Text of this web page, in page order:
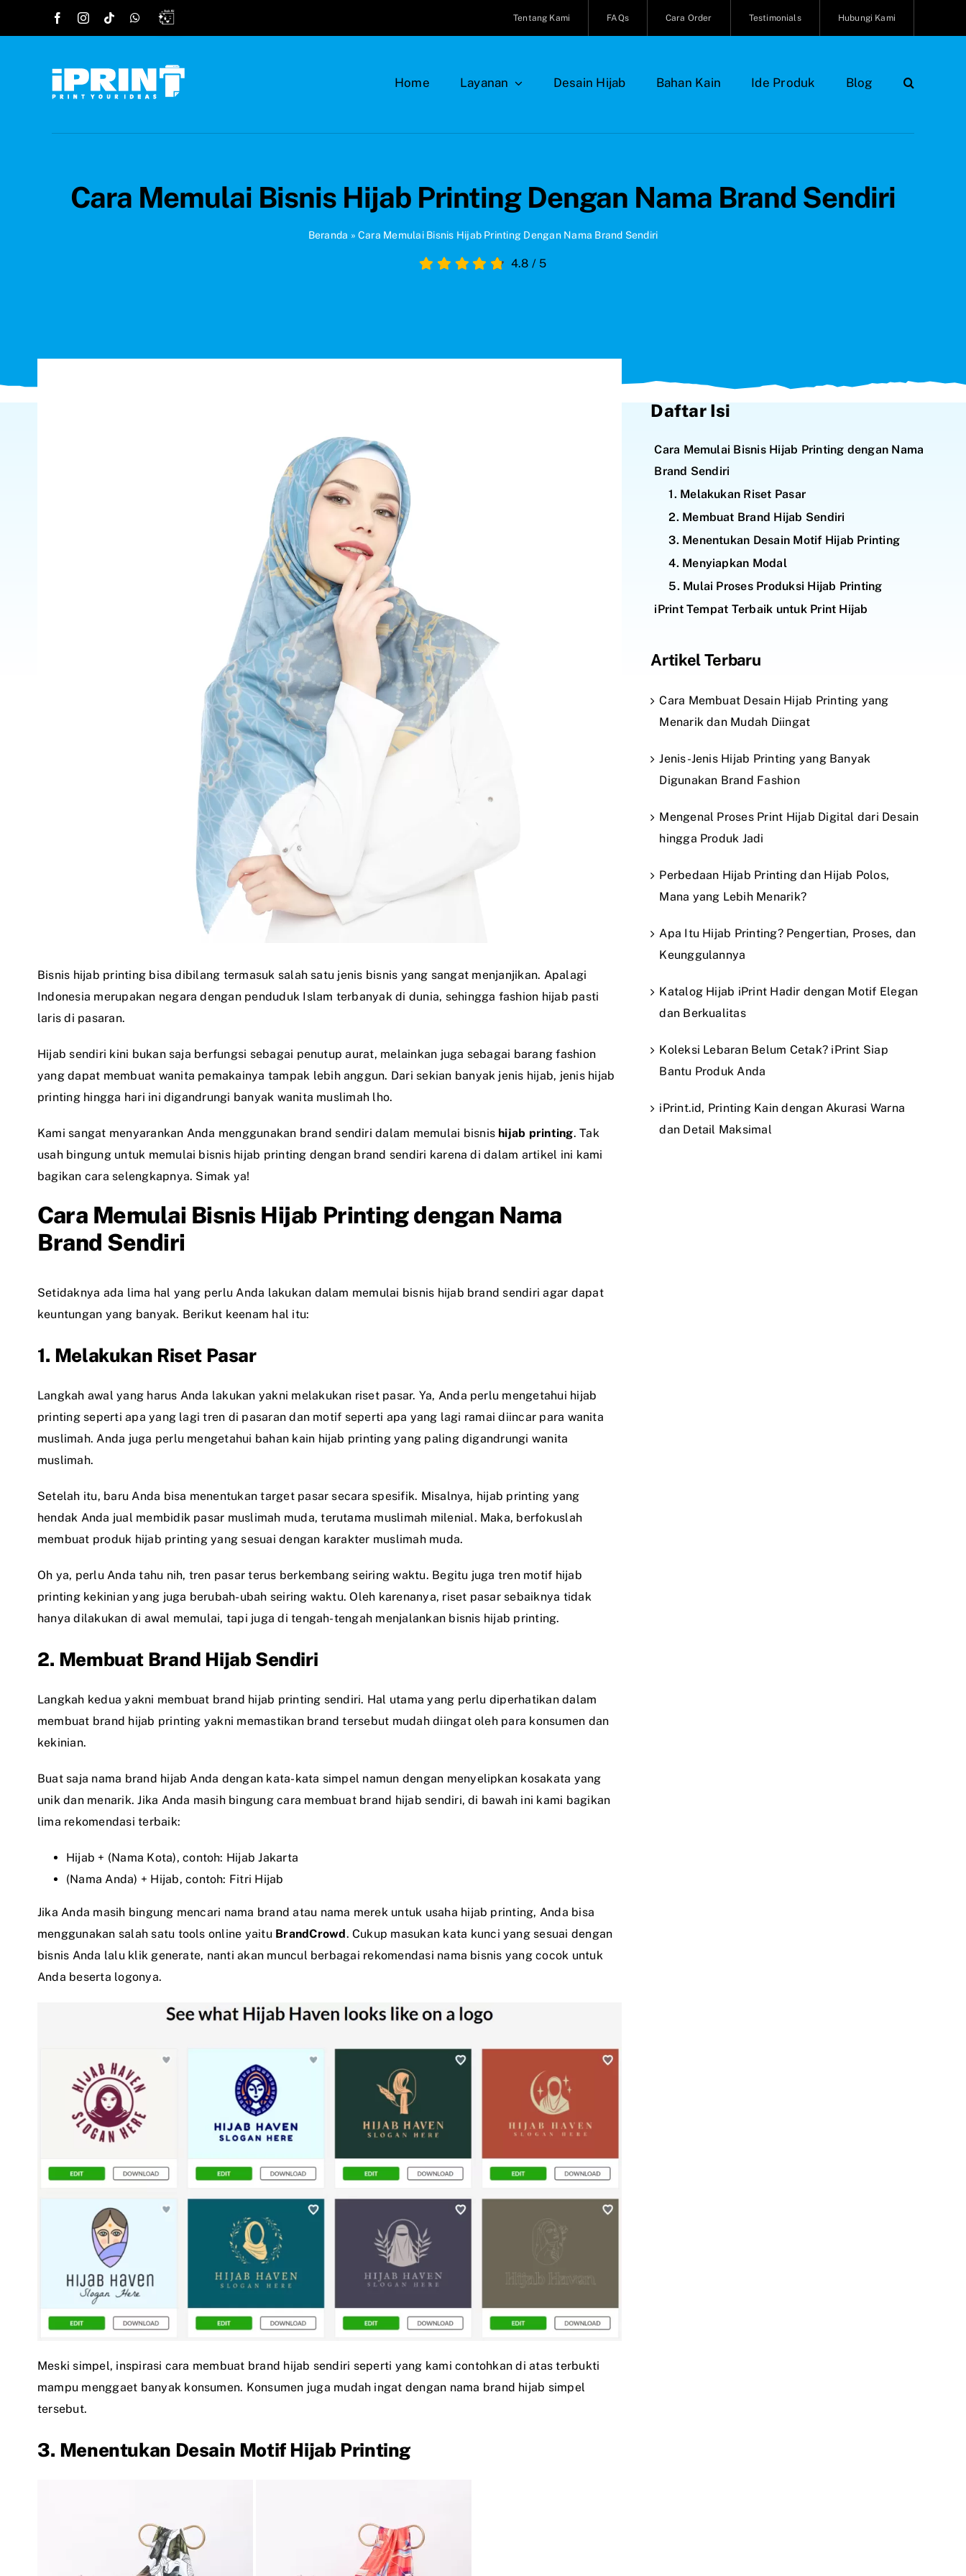
Tentang Kami FAQs Cara Order Testimonials Hubungi Kami
Home Layanan Desain Hijab Bahan Kain Ide Produk Blog
Cara Memulai Bisnis Hijab Printing Dengan Nama Brand Sendiri
Beranda » Cara Memulai Bisnis Hijab Printing Dengan Nama Brand Sendiri
4.8 / 5
Bisnis hijab printing bisa dibilang termasuk salah satu jenis bisnis yang sangat menjanjikan. Apalagi
Indonesia merupakan negara dengan penduduk Islam terbanyak di dunia, sehingga fashion hijab pasti
laris di pasaran.
Hijab sendiri kini bukan saja berfungsi sebagai penutup aurat, melainkan juga sebagai barang fashion
yang dapat membuat wanita pemakainya tampak lebih anggun. Dari sekian banyak jenis hijab, jenis hijab
printing hingga hari ini digandrungi banyak wanita muslimah lho.
Kami sangat menyarankan Anda menggunakan brand sendiri dalam memulai bisnis hijab printing. Tak
usah bingung untuk memulai bisnis hijab printing dengan brand sendiri karena di dalam artikel ini kami
bagikan cara selengkapnya. Simak ya!
Cara Memulai Bisnis Hijab Printing dengan Nama
Brand Sendiri
Setidaknya ada lima hal yang perlu Anda lakukan dalam memulai bisnis hijab brand sendiri agar dapat
keuntungan yang banyak. Berikut keenam hal itu:
1. Melakukan Riset Pasar
Langkah awal yang harus Anda lakukan yakni melakukan riset pasar. Ya, Anda perlu mengetahui hijab
printing seperti apa yang lagi tren di pasaran dan motif seperti apa yang lagi ramai diincar para wanita
muslimah. Anda juga perlu mengetahui bahan kain hijab printing yang paling digandrungi wanita
muslimah.
Setelah itu, baru Anda bisa menentukan target pasar secara spesifik. Misalnya, hijab printing yang
hendak Anda jual membidik pasar muslimah muda, terutama muslimah milenial. Maka, berfokuslah
membuat produk hijab printing yang sesuai dengan karakter muslimah muda.
Oh ya, perlu Anda tahu nih, tren pasar terus berkembang seiring waktu. Begitu juga tren motif hijab
printing kekinian yang juga berubah-ubah seiring waktu. Oleh karenanya, riset pasar sebaiknya tidak
hanya dilakukan di awal memulai, tapi juga di tengah-tengah menjalankan bisnis hijab printing.
2. Membuat Brand Hijab Sendiri
Langkah kedua yakni membuat brand hijab printing sendiri. Hal utama yang perlu diperhatikan dalam
membuat brand hijab printing yakni memastikan brand tersebut mudah diingat oleh para konsumen dan
kekinian.
Buat saja nama brand hijab Anda dengan kata-kata simpel namun dengan menyelipkan kosakata yang
unik dan menarik. Jika Anda masih bingung cara membuat brand hijab sendiri, di bawah ini kami bagikan
lima rekomendasi terbaik:
Hijab + (Nama Kota), contoh: Hijab Jakarta
(Nama Anda) + Hijab, contoh: Fitri Hijab
Jika Anda masih bingung mencari nama brand atau nama merek untuk usaha hijab printing, Anda bisa
menggunakan salah satu tools online yaitu BrandCrowd. Cukup masukan kata kunci yang sesuai dengan
bisnis Anda lalu klik generate, nanti akan muncul berbagai rekomendasi nama bisnis yang cocok untuk
Anda beserta logonya.
Meski simpel, inspirasi cara membuat brand hijab sendiri seperti yang kami contohkan di atas terbukti
mampu menggaet banyak konsumen. Konsumen juga mudah ingat dengan nama brand hijab simpel
tersebut.
3. Menentukan Desain Motif Hijab Printing
Daftar Isi
Cara Memulai Bisnis Hijab Printing dengan Nama
Brand Sendiri
1. Melakukan Riset Pasar
2. Membuat Brand Hijab Sendiri
3. Menentukan Desain Motif Hijab Printing
4. Menyiapkan Modal
5. Mulai Proses Produksi Hijab Printing
iPrint Tempat Terbaik untuk Print Hijab
Artikel Terbaru
Cara Membuat Desain Hijab Printing yang
Menarik dan Mudah Diingat
Jenis-Jenis Hijab Printing yang Banyak
Digunakan Brand Fashion
Mengenal Proses Print Hijab Digital dari Desain
hingga Produk Jadi
Perbedaan Hijab Printing dan Hijab Polos,
Mana yang Lebih Menarik?
Apa Itu Hijab Printing? Pengertian, Proses, dan
Keunggulannya
Katalog Hijab iPrint Hadir dengan Motif Elegan
dan Berkualitas
Koleksi Lebaran Belum Cetak? iPrint Siap
Bantu Produk Anda
iPrint.id, Printing Kain dengan Akurasi Warna
dan Detail Maksimal